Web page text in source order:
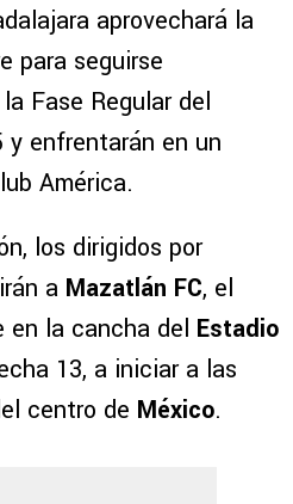
aprovechará la
para seguirse
Fase Regular del
y enfrentarán en un
América.
los dirigidos por
a Mazatlán FC, el
en la cancha del Estadio
13, a iniciar a las
centro de México.